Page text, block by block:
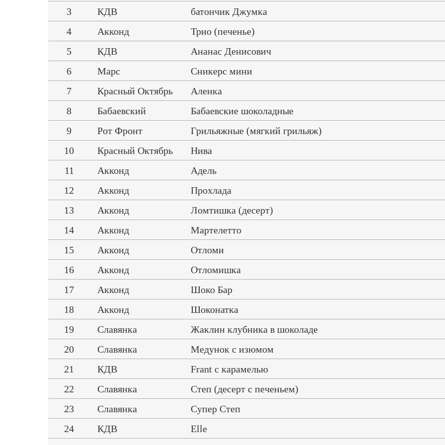
3
КДВ батончик Джумка
4
Акконд Трио (печенье)
5
КДВ Ананас Денисович
6
Марс Сникерс мини
7
Красный Октябрь Аленка
8
Бабаевский Бабаевские шоколадные
9
Рот Фронт Грильяжные (мягкий грильяж)
10
Красный Октябрь Нива
11
Акконд Адель
12
Акконд Прохлада
13
Акконд Ломтишка (десерт)
14
Акконд Мартелетто
15
Акконд Отломи
16
Акконд Отломишка
17
Акконд Шоко Бар
18
Акконд Шоконатка
19
Славянка Жаклин клубника в шоколаде
20
Славянка Медунок с изюмом
21
КДВ Frant с карамелью
22
Славянка Степ (десерт с печеньем)
23
Славянка Супер Степ
24
КДВ Elle